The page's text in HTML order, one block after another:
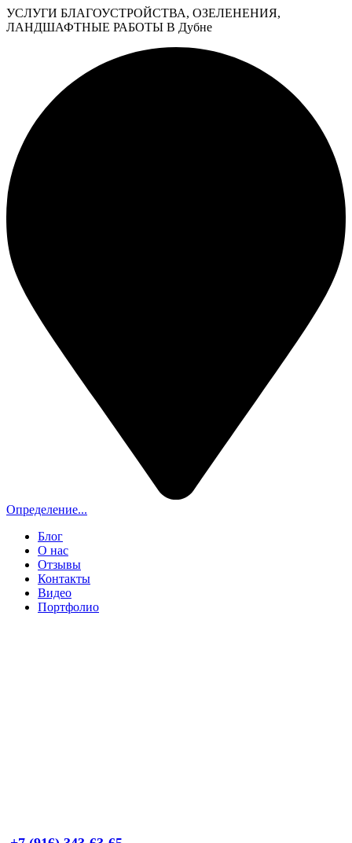
УСЛУГИ БЛАГОУСТРОЙСТВА, ОЗЕЛЕНЕНИЯ,
ЛАНДШАФТНЫЕ РАБОТЫ В Дубне
Определение...
Блог
О нас
Отзывы
Контакты
Видео
Портфолио